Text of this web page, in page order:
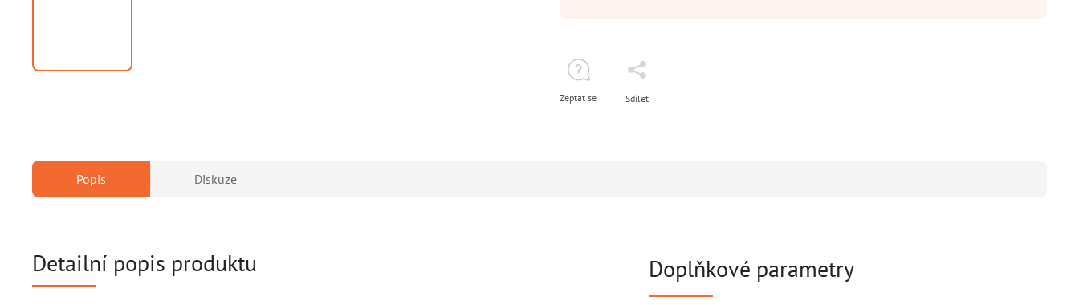
Zeptat se Sdílet
Popis Diskuze
Detailní popis produktu Doplňkové parametry